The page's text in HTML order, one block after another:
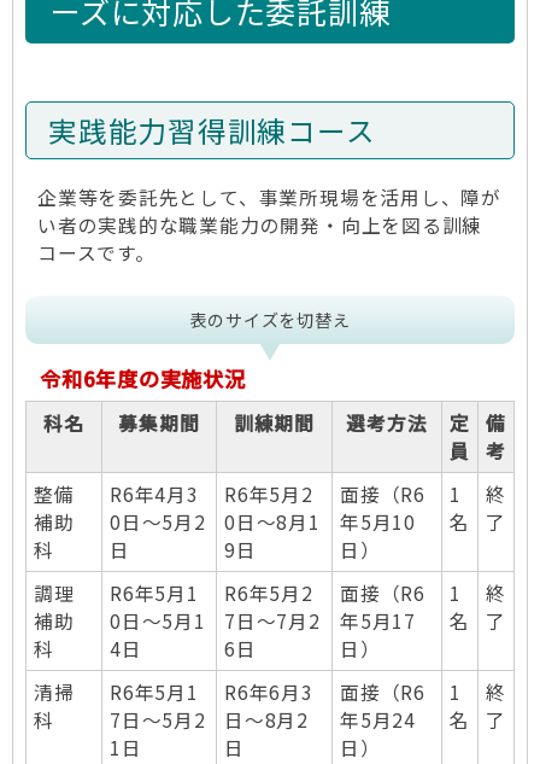
ーズに対応した委託訓練
実践能力習得訓練コース
企業等を委託先として、事業所現場を活用し、障が
い者の実践的な職業能力の開発・向上を図る訓練
コースです。
表のサイズを切替え
令和6年度の実施状況
科名 募集期間 訓練期間 選考方法
定
員
備
考
整備
補助
科
R6年4月3
0日～5月2
日
R6年5月2
0日～8月1
9日
面接（R6
年5月10
日）
1
名
終
了
調理
補助
科
R6年5月1
0日～5月1
4日
R6年5月2
7日～7月2
6日
面接（R6
年5月17
日）
1
名
終
了
清掃
科
R6年5月1
7日～5月2
1日
R6年6月3
日～8月2
日
面接（R6
年5月24
日）
1
名
終
了